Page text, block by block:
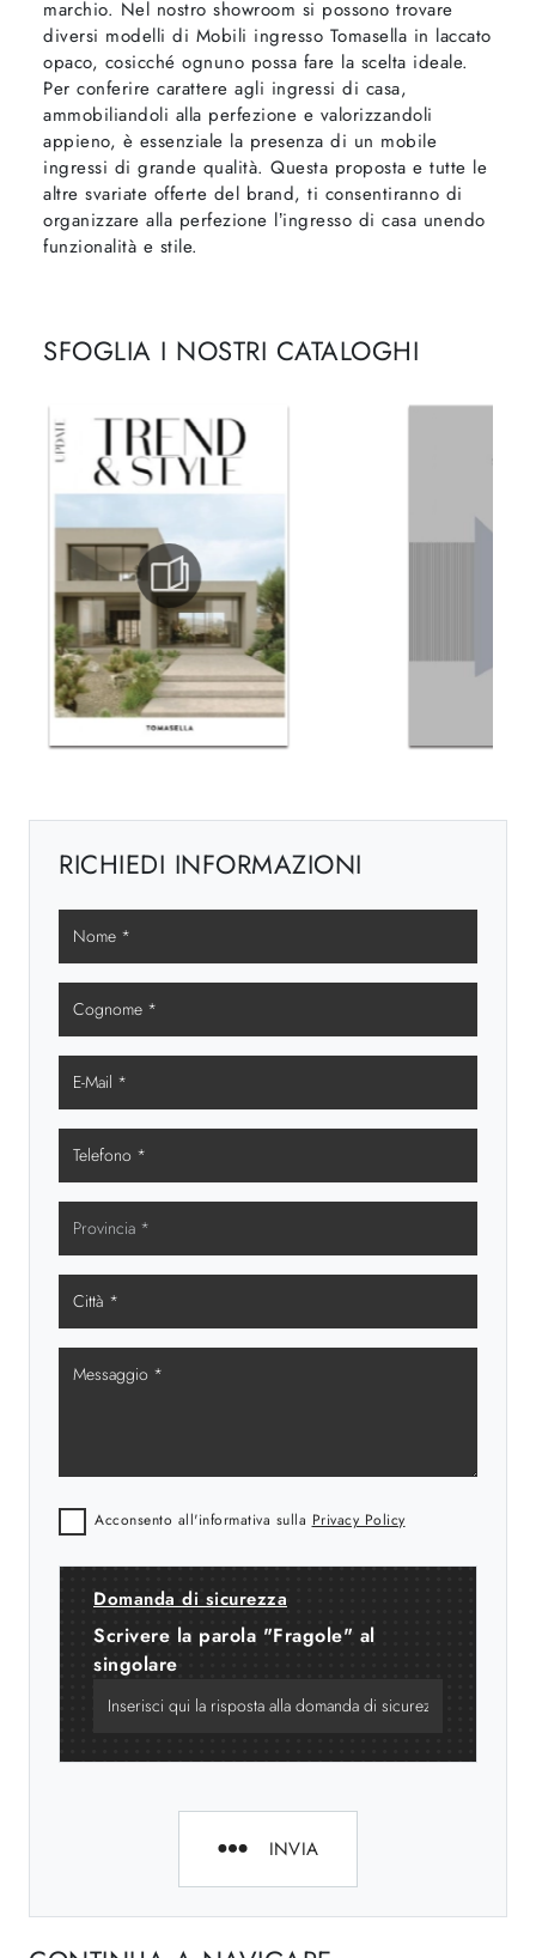
marchio. Nel nostro showroom si possono trovare
diversi modelli di Mobili ingresso Tomasella in laccato
opaco, cosicché ognuno possa fare la scelta ideale.
Per conferire carattere agli ingressi di casa,
ammobiliandoli alla perfezione e valorizzandoli
appieno, è essenziale la presenza di un mobile
ingressi di grande qualità. Questa proposta e tutte le
altre svariate offerte del brand, ti consentiranno di
organizzare alla perfezione l’ingresso di casa unendo
funzionalità e stile.
SFOGLIA I NOSTRI CATALOGHI
RICHIEDI INFORMAZIONI
Acconsento all'informativa sulla Privacy Policy
Domanda di sicurezza
Scrivere la parola "Fragole" al
singolare
INVIA